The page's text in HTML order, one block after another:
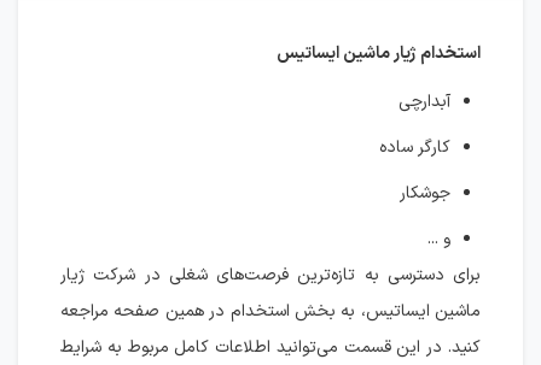
استخدام ژیار ماشین ایساتیس
آبدارچی
کارگر ساده
جوشکار
و ...
برای دسترسی به تازه‌ترین فرصت‌های شغلی در شرکت ژیار
ماشین ایساتیس، به بخش استخدام در همین صفحه مراجعه
کنید. در این قسمت می‌توانید اطلاعات کامل مربوط به شرایط